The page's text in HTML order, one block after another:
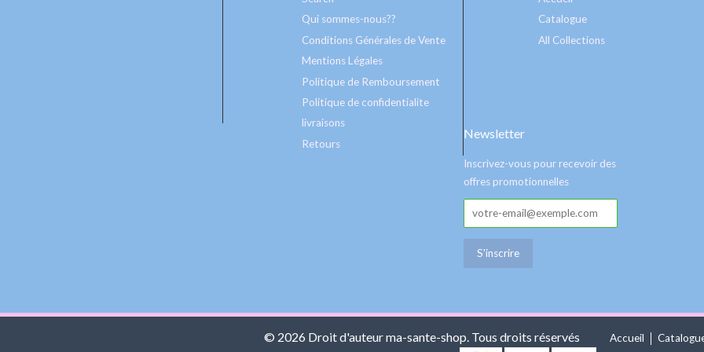
Qui sommes-nous??
Conditions Générales de Vente
Mentions Légales
Politique de Remboursement
Politique de confidentialite
livraisons
Retours
Catalogue
All Collections
Newsletter
Inscrivez-vous pour recevoir des
offres promotionnelles
© 2026 Droit d'auteur ma-sante-shop. Tous droits réservés Accueil